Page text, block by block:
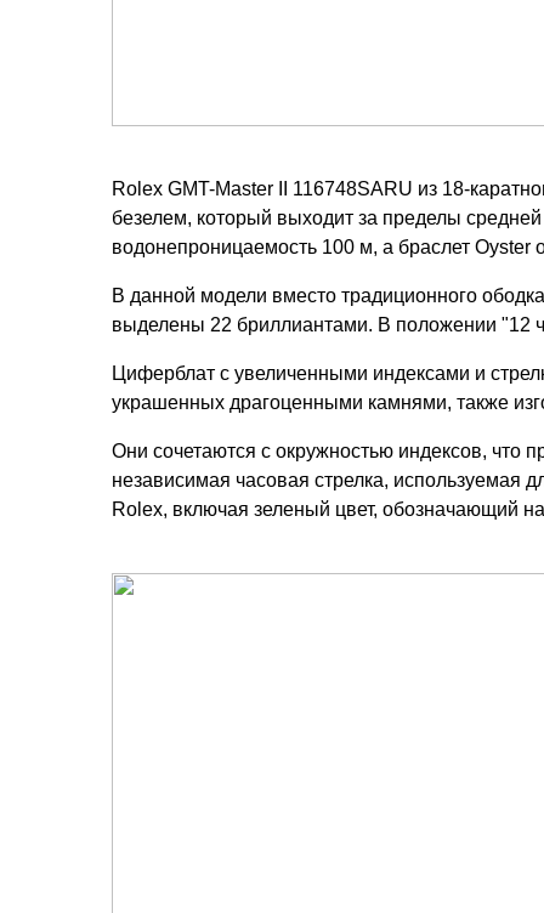
Rolex GMT-Master II 116748SARU из 18-
безелем, который выходит за пределы
водонепроницаемость 100 м, а браслет Oyster
В данной модели вместо традиционного
выделены 22 бриллиантами. В положении "12
Циферблат с увеличенными индексами и
украшенных драгоценными камнями, также
Они сочетаются с окружностью индексов, что
независимая часовая стрелка, используемая
Rolex, включая зеленый цвет, обозначающий